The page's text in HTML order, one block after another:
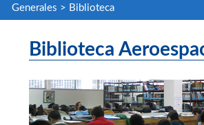
Generales > Biblioteca
Biblioteca